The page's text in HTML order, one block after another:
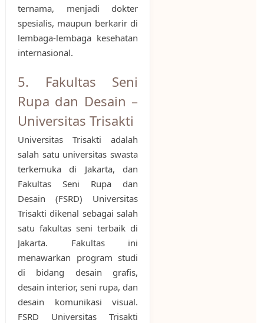
ternama, menjadi dokter
spesialis, maupun berkarir di
lembaga-lembaga kesehatan
internasional.
5. Fakultas Seni
Rupa dan Desain –
Universitas Trisakti
Universitas Trisakti adalah
salah satu universitas swasta
terkemuka di Jakarta, dan
Fakultas Seni Rupa dan
Desain (FSRD) Universitas
Trisakti dikenal sebagai salah
satu fakultas seni terbaik di
Jakarta. Fakultas ini
menawarkan program studi
di bidang desain grafis,
desain interior, seni rupa, dan
desain komunikasi visual.
FSRD Universitas Trisakti